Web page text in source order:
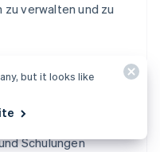
zu verwalten und zu
beinhaltet, die
zu verstehen und
Schulungen
but it looks like